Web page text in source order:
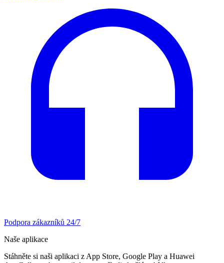
Podpora zákazníků 24/7
Naše aplikace
Stáhněte si naši aplikaci z App Store, Google Play a Huawei